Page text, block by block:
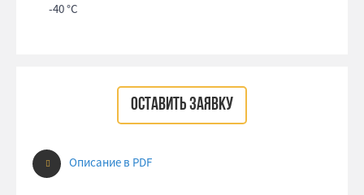
-40 °С
ОСТАВИТЬ ЗАЯВКУ
Описание в PDF